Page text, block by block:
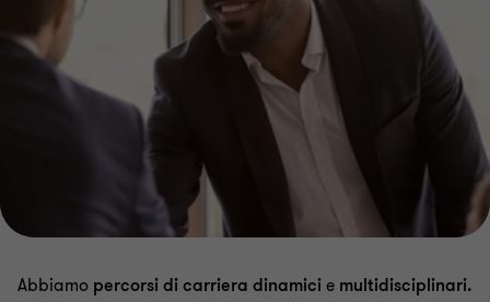
Abbiamo percorsi di carriera dinamicie multidisciplinari.